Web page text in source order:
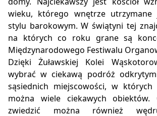
wieku, którego wnętrze utrzymane
stylu barokowym. W świątyni tej
na których co roku grane są
Międzynarodowego Festiwalu
Dzięki Żuławskiej Kolei
wybrać w ciekawą podróż
sąsiednich miejscowości, w których
można wiele ciekawych obiektów.
zwiedzić można również